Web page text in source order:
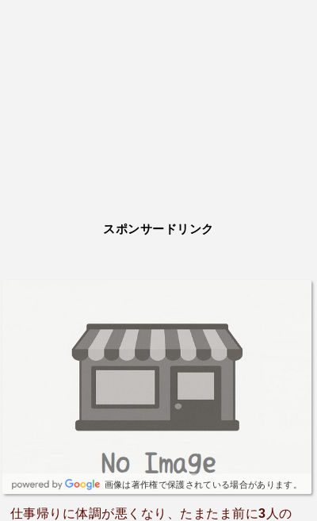
スポンサードリンク
画像は著作権で保護されている場合があります。
仕事帰りに体調が悪くなり、たまたま前に3人の